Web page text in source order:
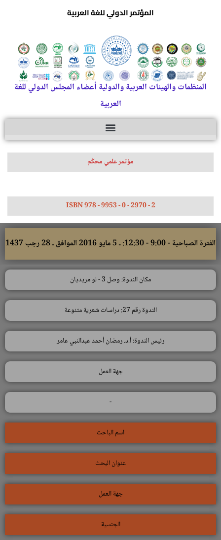
المؤتمر الدولي للغة العربية
المنظمات والهيئات العربية والدولية أعضاء المجلس الدولي للغة
العربية
مؤتمر علمي محكّم
ISBN 978 - 9953 - 0 - 2970 - 2
الفترة الصباحية - 9:00 - 12:30: ـ 5 مايو 2016 الموافق ـ 28 رجب 1437
مكان الندوة: وصل 3 - لو مريديان
الندوة رقم 27: دراسات شعرية متنوعة
رئيس الندوة: أ.د. رمضان أحمد عبدالنبي عامر
جهة العمل
-
اسم الباحث
عنوان البحث
جهة العمل
الجنسية